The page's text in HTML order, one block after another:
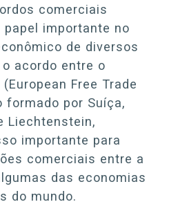
comerciais
importante no
de diversos
acordo entre o
Free Trade
formado por Suíça,
Liechtenstein,
importante para
comerciais entre a
das economias
do mundo.